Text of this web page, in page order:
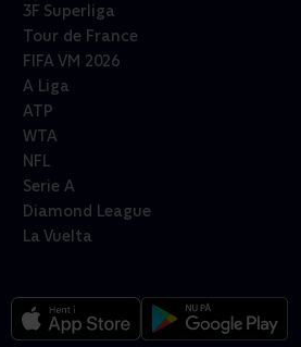
3F Superliga
Tour de France
FIFA VM 2026
A Liga
ATP
WTA
NFL
Serie A
Diamond League
La Vuelta